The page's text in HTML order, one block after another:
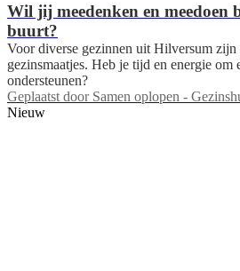
Wil jij meedenken en meedoen
buurt?
Voor diverse gezinnen uit Hilversum
gezinsmaatjes. Heb je tijd en energie om
ondersteunen?
Geplaatst door Samen oplopen -
Nieuw